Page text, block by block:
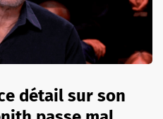
détail sur son